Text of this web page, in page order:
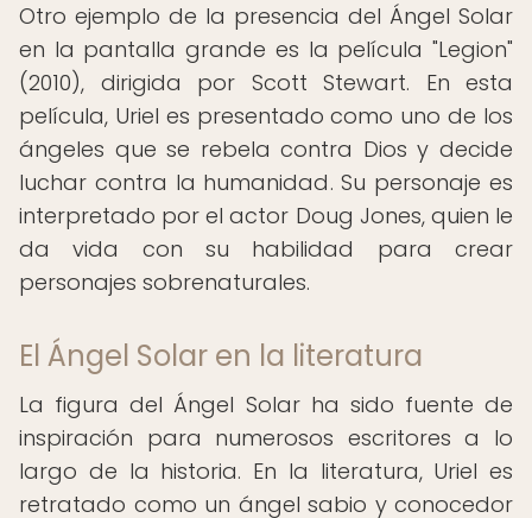
Otro ejemplo de la presencia del Ángel Solar
en la pantalla grande es la película "Legion"
(2010), dirigida por Scott Stewart. En esta
película, Uriel es presentado como uno de los
ángeles que se rebela contra Dios y decide
luchar contra la humanidad. Su personaje es
interpretado por el actor Doug Jones, quien le
da vida con su habilidad para crear
personajes sobrenaturales.
El Ángel Solar en la literatura
La figura del Ángel Solar ha sido fuente de
inspiración para numerosos escritores a lo
largo de la historia. En la literatura, Uriel es
retratado como un ángel sabio y conocedor